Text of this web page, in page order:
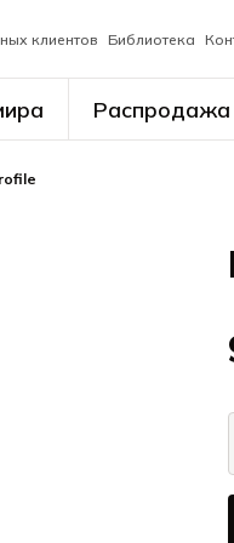
клиентов Библиотека
Распродажа